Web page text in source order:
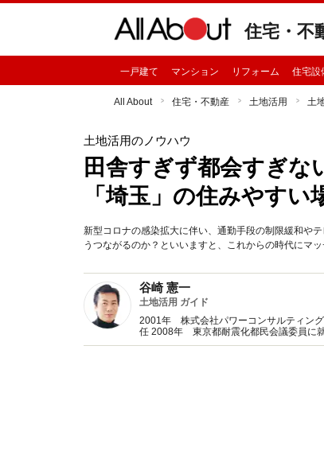
住宅・不
一戸建て マンション リフォーム 住宅設
All About 住宅・不動産 土地活用 土
土地活用のノウハウ
田舎すぎず都会すぎな
「埼玉」の住みやすい
新型コロナの感染拡大に伴い、通勤手段の制限緩和や
うつながるのか？といいますと、これからの時代にマ
谷崎 憲一
土地活用 ガイド
2001年 株式会社パワーコンサルティン
任 2008年 東京都耐震化都民会議委員に
貸住宅経営者協会連合会専務理事に就任